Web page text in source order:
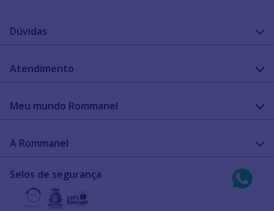
Dúvidas
Guia de medidas
Como configurar meu relógio
Atendimento
Encontre uma loja
Meu mundo Rommanel
Revenda Rommanel
A Rommanel
Trabalhe conosco
Termos de uso
Selos de segurança